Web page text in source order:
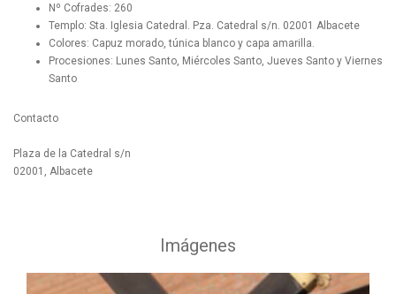
Nº Cofrades: 260
Templo: Sta. Iglesia Catedral. Pza. Catedral s/n. 02001 Albacete
Colores: Capuz morado, túnica blanco y capa amarilla.
Procesiones: Lunes Santo, Miércoles Santo, Jueves Santo y Viernes
Santo
Contacto
Plaza de la Catedral s/n
02001, Albacete
Imágenes